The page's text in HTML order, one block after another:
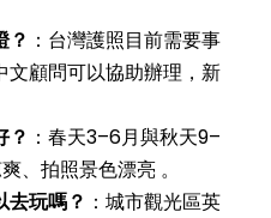
？ ：台灣護照目前需要事
文顧問可以協助辦理，新
？ ：春天3–6月與秋天9–
、拍照景色漂亮 。
去玩嗎？ ：城市觀光區英